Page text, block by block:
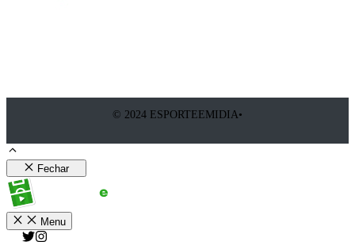
© 2024 ESPORTEEMIDIA•
Fechar
Menu